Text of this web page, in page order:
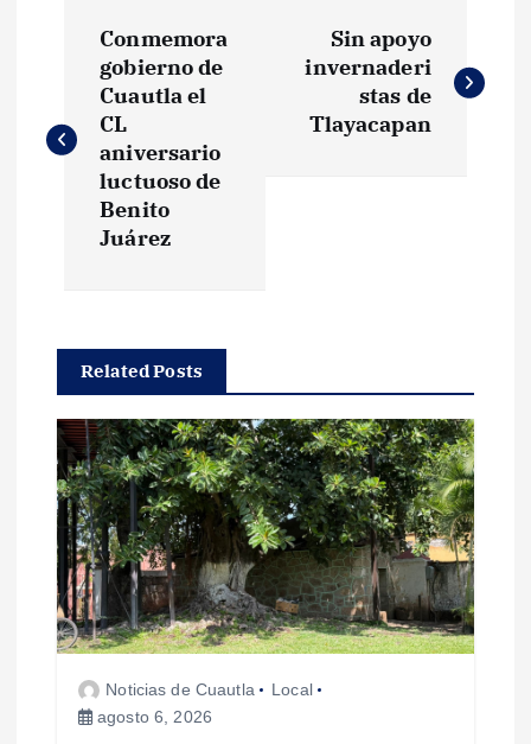
v
c
ó
n
d
e
Conmemora
gobierno de
Cuautla el
CL
aniversario
luctuoso de
Benito
Juárez
Sin apoyo
invernaderi
stas de
Tlayacapan
Related Posts
Noticias de Cuautla
Local
agosto 6, 2026